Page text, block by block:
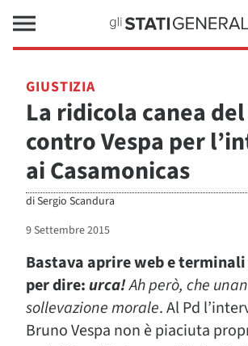
GIUSTIZIA
La ridicola canea
contro Vespa per
ai Casamonicas
diSergio Scandura
9 Settembre 2015
Bastava aprire web e
per dire:urca!Ah però, che
sollevazione morale. Al Pd
Bruno Vespa non è piaciuta